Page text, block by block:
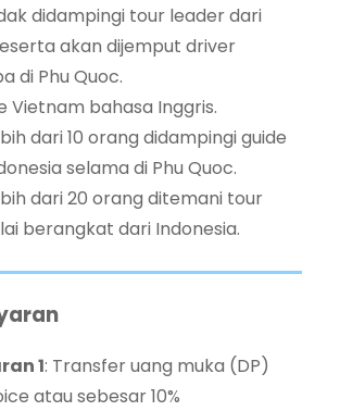
didampingi tour leader dari
akan dijemput driver
di Phu Quoc.
Vietnam bahasa Inggris.
dari 10 orang didampingi guide
selama di Phu Quoc.
dari 20 orang ditemani tour
berangkat dari Indonesia.
1: Transfer uang muka (DP)
atau sebesar 10%